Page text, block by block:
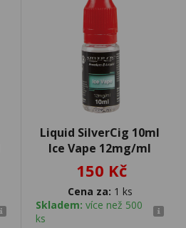
Liquid SilverCig 10ml
Ice Vape 12mg/ml
150 Kč
Cena za: 1 ks
Skladem: více než 500
ks